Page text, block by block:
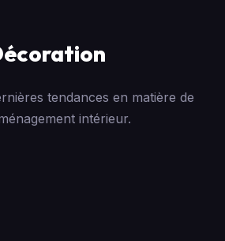
tendances en matière de
intérieur.